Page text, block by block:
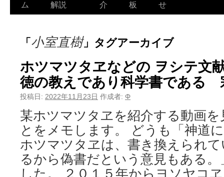
ム 解説 介 板 せ
「小室直樹」タグアーカイブ
ホツマツタヱなどの ヲシテ文
徳の教えであり科学書である
投稿日: 2022年11月23日 作成者: Φ
某ホツマツタヱを紹介する動画
とをメモします。 どうも「神道
ホツマツタヱは、書き換えられ
るから偽書だという意見もある
した。 ２０１５年からヨソヤコ